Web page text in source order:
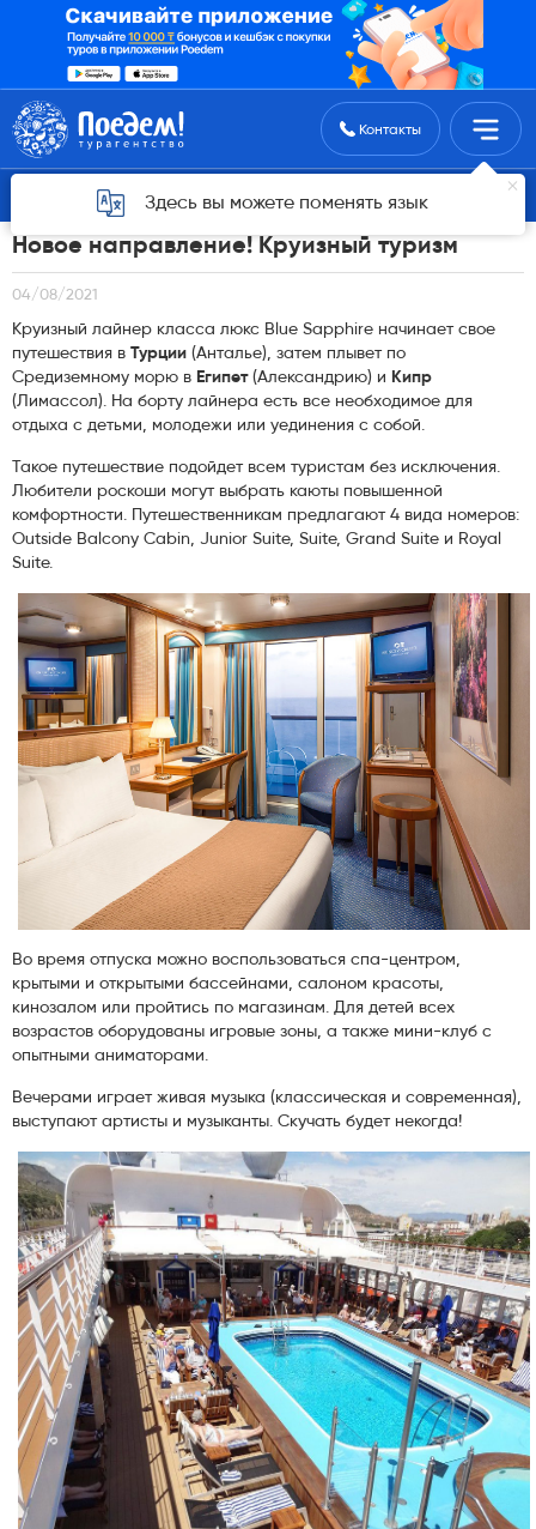
Поиск туровКонтакты
Здесь вы можете поменять язык
Список статей
Новое направление! Круизный туризм
04/08/2021
Круизный лайнер класса люкс Blue Sapphire начинает свое
путешествия в Турции (Анталье), затем плывет по
Средиземному морю в Египет(Александрию) и Кипр
(Лимассол). На борту лайнера есть все необходимое для
отдыха с детьми, молодежи или уединения с собой.
Такое путешествие подойдет всем туристам без исключения.
Любители роскоши могут выбрать каюты повышенной
комфортности. Путешественникам предлагают 4 вида номеров:
Outside Balcony Cabin, Junior Suite, Suite, Grand Suite и Royal
Suite.
Во время отпуска можно воспользоваться спа-центром,
крытыми и открытыми бассейнами, салоном красоты,
кинозалом или пройтись по магазинам. Для детей всех
возрастов оборудованы игровые зоны, а также мини-клуб с
опытными аниматорами.
Вечерами играет живая музыка (классическая и современная),
выступают артисты и музыканты. Скучать будет некогда!